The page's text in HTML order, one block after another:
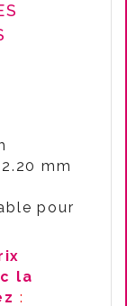
mm
pour
la
: